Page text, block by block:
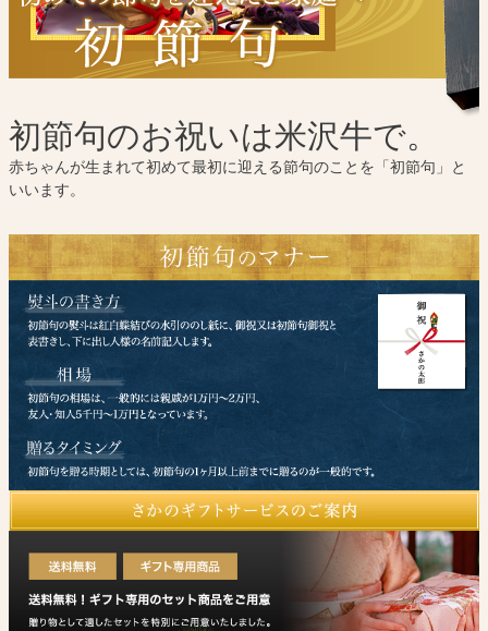
初節句のお祝いは米沢牛で。
赤ちゃんが生まれて初めて最初に迎える節句のことを「初節句」と
いいます。